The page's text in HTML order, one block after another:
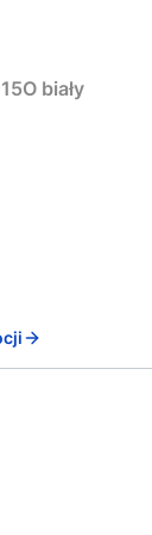
biały